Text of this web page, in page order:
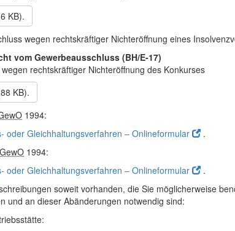
KB).
wegen rechtskräftiger Nichteröffnung eines
vom Gewerbeausschluss (BH/E-17)
rechtskräftiger Nichteröffnung des Konkurses
KB).
1994:
oder Gleichhaltungsverfahren – Onlineformular
.
GewO 1994:
oder Gleichhaltungsverfahren – Onlineformular
.
soweit vorhanden, die Sie möglicherweise
und an dieser Abänderungen notwendig sind: